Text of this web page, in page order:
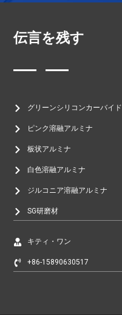
伝言を残す
グリーンシリコンカーバイド
ピンク溶融アルミナ
板状アルミナ
白色溶融アルミナ
ジルコニア溶融アルミナ
SG研磨材
キティ・ワン
+86-15890630517